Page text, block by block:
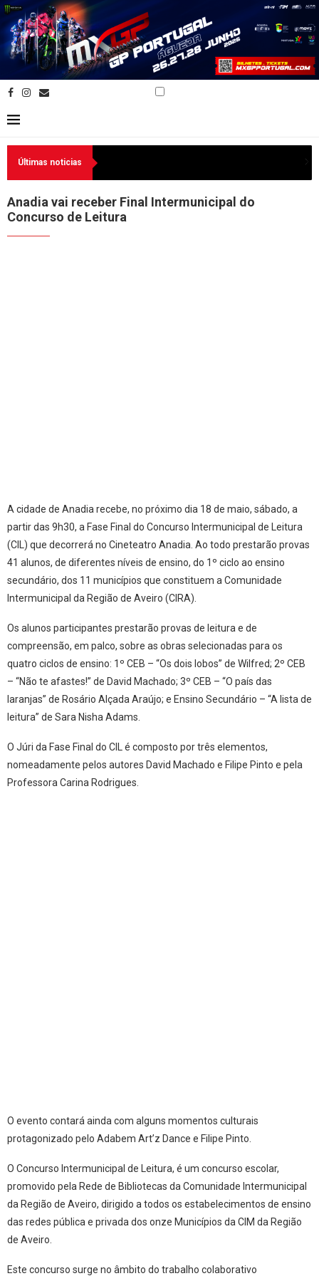
Últimas noticias
Anadia vai receber Final Intermunicipal do
Concurso de Leitura
A cidade de Anadia recebe, no próximo dia 18 de maio, sábado, a
partir das 9h30, a Fase Final do Concurso Intermunicipal de Leitura
(CIL) que decorrerá no Cineteatro Anadia. Ao todo prestarão provas
41 alunos, de diferentes níveis de ensino, do 1º ciclo ao ensino
secundário, dos 11 municípios que constituem a Comunidade
Intermunicipal da Região de Aveiro (CIRA).
Os alunos participantes prestarão provas de leitura e de
compreensão, em palco, sobre as obras selecionadas para os
quatro ciclos de ensino: 1º CEB – “Os dois lobos” de Wilfred; 2º CEB
– “Não te afastes!” de David Machado; 3º CEB – “O país das
laranjas” de Rosário Alçada Araújo; e Ensino Secundário – “A lista de
leitura” de Sara Nisha Adams.
O Júri da Fase Final do CIL é composto por três elementos,
nomeadamente pelos autores David Machado e Filipe Pinto e pela
Professora Carina Rodrigues.
O evento contará ainda com alguns momentos culturais
protagonizado pelo Adabem Art’z Dance e Filipe Pinto.
O Concurso Intermunicipal de Leitura, é um concurso escolar,
promovido pela Rede de Bibliotecas da Comunidade Intermunicipal
da Região de Aveiro, dirigido a todos os estabelecimentos de ensino
das redes pública e privada dos onze Municípios da CIM da Região
de Aveiro.
Este concurso surge no âmbito do trabalho colaborativo